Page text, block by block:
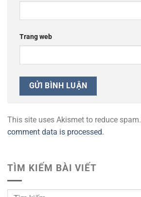
Trang web
This site uses Akismet to reduce spam.
comment data is processed.
TÌM KIẾM BÀI VIẾT